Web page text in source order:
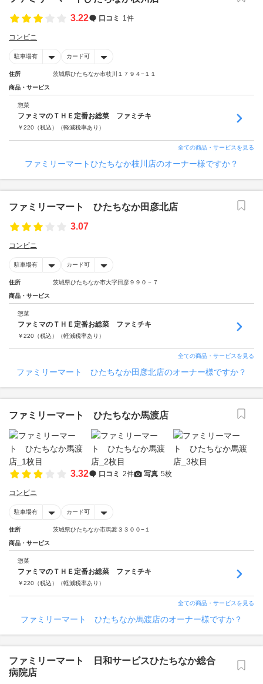
3.22
口コミ 1件
コンビニ
駐車場有 カード可
住所 茨城県ひたちなか市枝川１７９４−１１
商品・サービス
惣菜
ファミマのＴＨＥ定番お総菜 ファミチキ
￥220 （税込） （軽減税率あり）
全ての商品・サービスを見る
ファミリーマートひたちなか枝川店のオーナー様ですか？
ファミリーマート ひたちなか田彦北店
3.07
コンビニ
駐車場有 カード可
住所 茨城県ひたちなか市大字田彦９９０－７
商品・サービス
惣菜
ファミマのＴＨＥ定番お総菜 ファミチキ
￥220 （税込） （軽減税率あり）
全ての商品・サービスを見る
ファミリーマート ひたちなか田彦北店のオーナー様ですか？
ファミリーマート ひたちなか馬渡店
3.32 口コミ 2件 写真 5枚
コンビニ
駐車場有 カード可
住所 茨城県ひたちなか市馬渡３３００−１
商品・サービス
惣菜
ファミマのＴＨＥ定番お総菜 ファミチキ
￥220 （税込） （軽減税率あり）
全ての商品・サービスを見る
ファミリーマート ひたちなか馬渡店のオーナー様ですか？
ファミリーマート 日和サービスひたちなか総合
病院店